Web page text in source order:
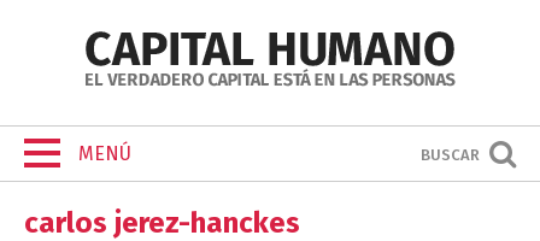
MENÚ BUSCAR
carlos jerez-hanckes